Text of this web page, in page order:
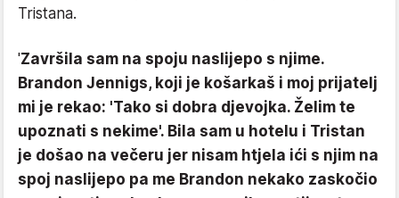
Tristana.
'Završila sam na spoju naslijepo s njime.
Brandon Jennigs, koji je košarkaš i moj prijatelj
mi je rekao: 'Tako si dobra djevojka. Želim te
upoznati s nekime'. Bila sam u hotelu i Tristan
je došao na večeru jer nisam htjela ići s njim na
spoj naslijepo pa me Brandon nekako zaskočio